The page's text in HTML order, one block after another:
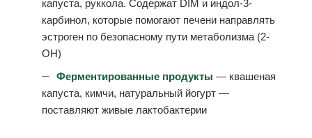
капуста, руккола. Содержат DIM и индол-3-
карбинол, которые помогают печени направлять
эстроген по безопасному пути метаболизма (2-
OH)
Ферментированные продукты — квашеная
капуста, кимчи, натуральный йогурт —
поставляют живые лактобактерии